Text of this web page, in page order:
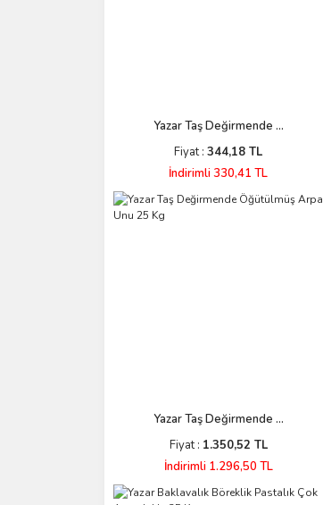
Yazar Taş Değirmende ...
Fiyat : 344,18 TL
İndirimli 330,41 TL
Yazar Taş Değirmende ...
Fiyat : 1.350,52 TL
İndirimli 1.296,50 TL